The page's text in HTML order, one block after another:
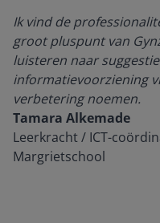
Ik vind de
groot pluspunt van
luisteren naar
informatievoorziening
verbetering noemen.
Tamara Alkemade
Leerkracht / ICT-
Margrietschool